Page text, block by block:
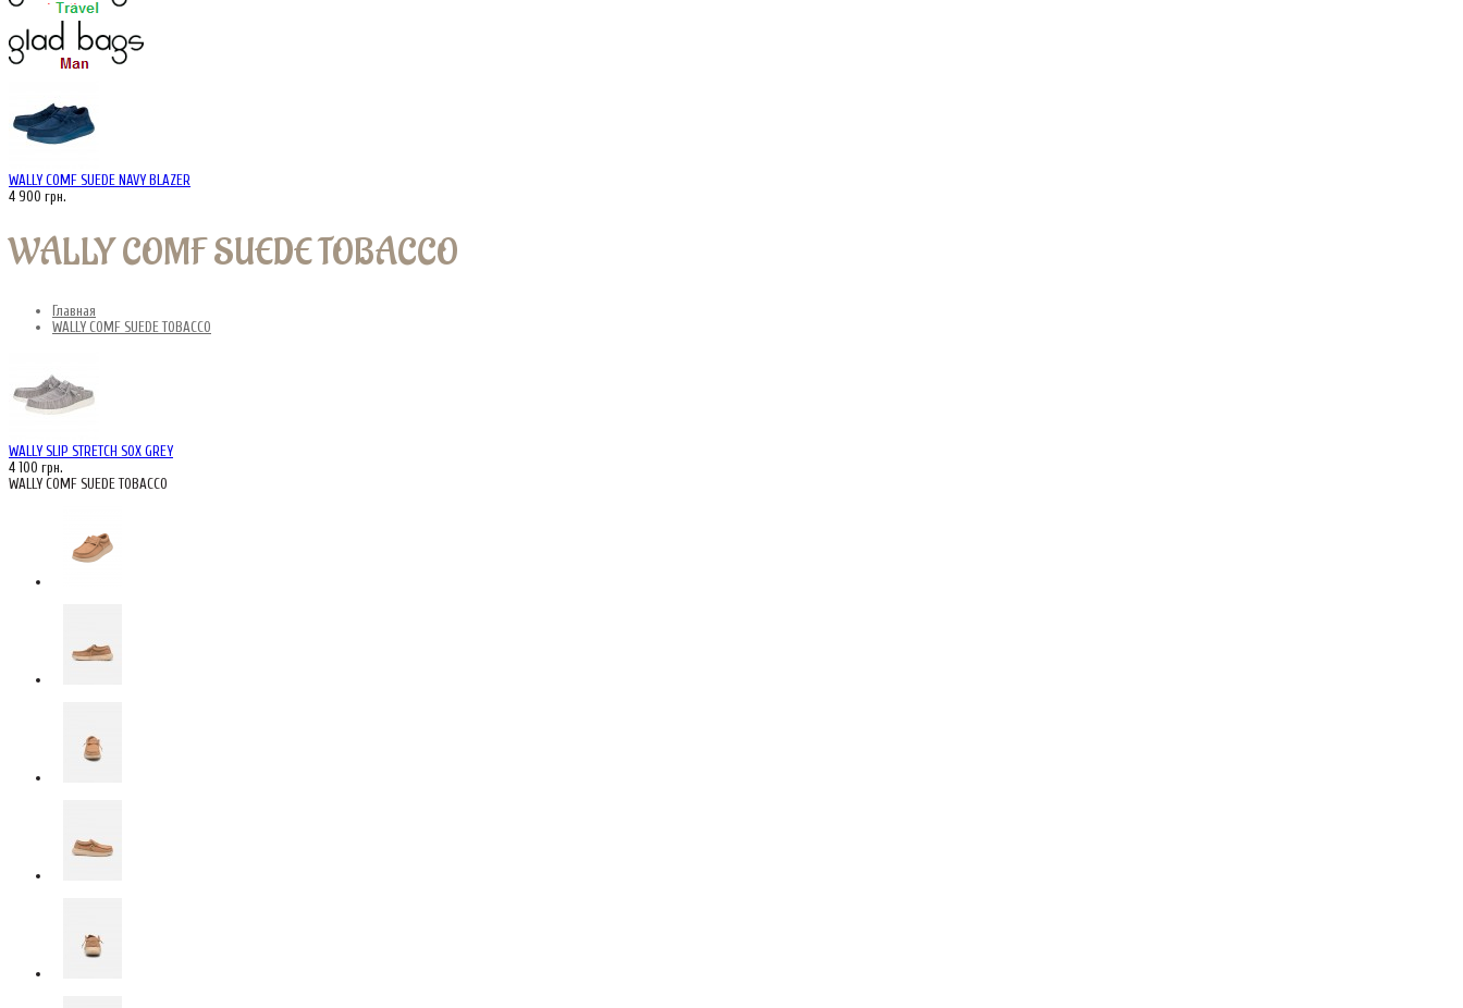
WALLY COMF SUEDE NAVY BLAZER
4 900 грн.
WALLY COMF SUEDE TOBACCO
Главная
WALLY COMF SUEDE TOBACCO
WALLY SLIP STRETCH SOX GREY
4 100 грн.
WALLY COMF SUEDE TOBACCO